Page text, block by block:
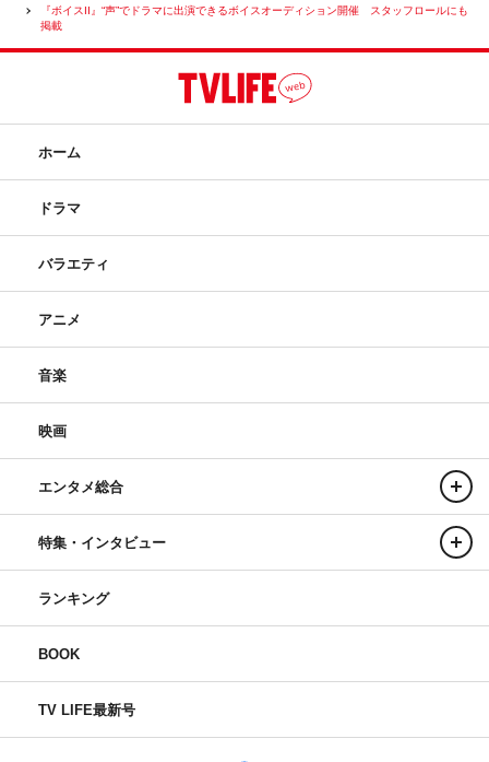
『ボイスII』“声”でドラマに出演できるボイスオーディション開催 スタッフロールにも
掲載
ホーム
ドラマ
バラエティ
アニメ
音楽
映画
エンタメ総合
特集・インタビュー
ランキング
BOOK
TV LIFE最新号